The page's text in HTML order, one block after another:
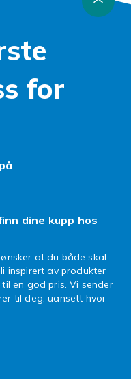
uttrykke deg uten
du
eller en
dittgalaxy tab 3
smuss, og gir
være ute.
Det
etuier er
å ta ut
samsunger
som vil beholde
et solid
Samsung
for
dine kupp hos
at du både skal
inspirert av produkter
en god pris. Vi sender
til deg, uansett hvor